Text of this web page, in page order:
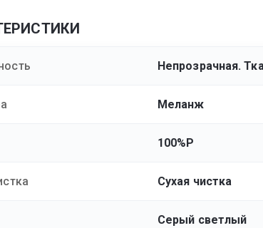
Непрозрачная.
Меланж
100%P
Сухая чистка
Серый светлый